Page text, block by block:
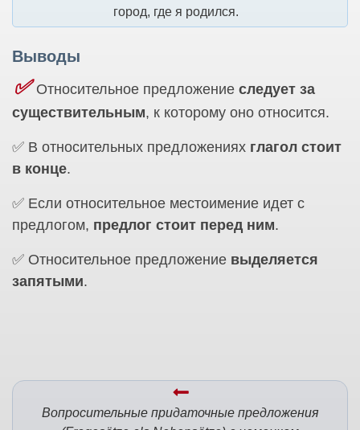
город, где я родился.
Выводы
✅ Относительное предложение следует за
существительным, к которому оно относится.
✅ В относительных предложениях глагол стоит
в конце.
✅ Если относительное местоимение идет с
предлогом, предлог стоит перед ним.
✅ Относительное предложение выделяется
запятыми.
Вопросительные придаточные предложения